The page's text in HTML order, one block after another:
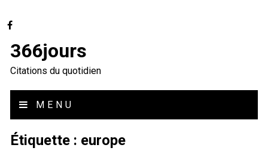
366jours
Citations du quotidien
MENU
Étiquette : europe